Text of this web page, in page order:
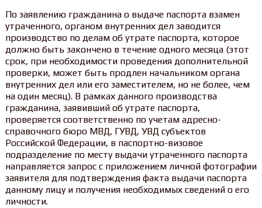
По заявлению гражданина о выдаче паспорта взамен
утраченного, органом внутренних дел заводится
производство по делам об утрате паспорта, которое
должно быть закончено в течение одного месяца (этот
срок, при необходимости проведения дополнительной
проверки, может быть продлен начальником органа
внутренних дел или его заместителем, но не более, чем
на один месяц). В рамках данного производства
гражданина, заявивший об утрате паспорта,
проверяется соответственно по учетам адресно-
справочного бюро МВД, ГУВД, УВД субъектов
Российской Федерации, в паспортно-визовое
подразделение по месту выдачи утраченного паспорта
направляется запрос с приложением личной фотографии
заявителя для подтверждения факта выдачи паспорта
данному лицу и получения необходимых сведений о его
личности.